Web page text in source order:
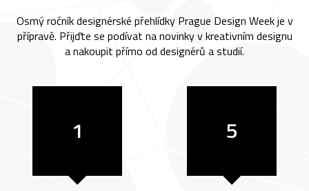
Osmý ročník designérské přehlídky Prague Design Week je v
přípravě. Přijďte se podívat na novinky v kreativním designu
a nakoupit přímo od designérů a studií.
1 5